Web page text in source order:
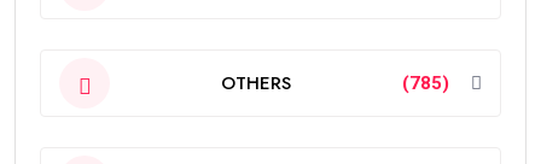
OTHERS (785)